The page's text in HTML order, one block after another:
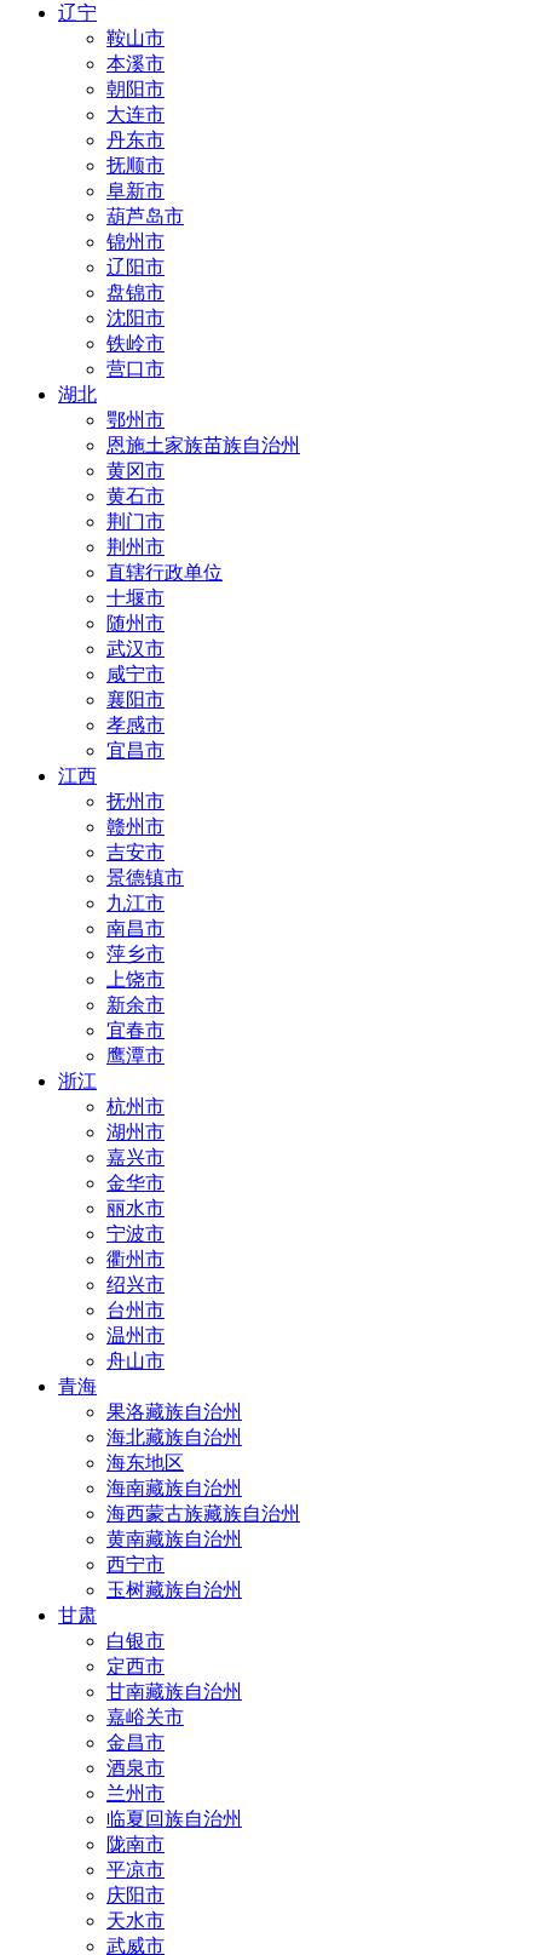
辽宁
鞍山市
本溪市
朝阳市
大连市
丹东市
抚顺市
阜新市
葫芦岛市
锦州市
辽阳市
盘锦市
沈阳市
铁岭市
营口市
湖北
鄂州市
恩施土家族苗族自治州
黄冈市
黄石市
荆门市
荆州市
直辖行政单位
十堰市
随州市
武汉市
咸宁市
襄阳市
孝感市
宜昌市
江西
抚州市
赣州市
吉安市
景德镇市
九江市
南昌市
萍乡市
上饶市
新余市
宜春市
鹰潭市
浙江
杭州市
湖州市
嘉兴市
金华市
丽水市
宁波市
衢州市
绍兴市
台州市
温州市
舟山市
青海
果洛藏族自治州
海北藏族自治州
海东地区
海南藏族自治州
海西蒙古族藏族自治州
黄南藏族自治州
西宁市
玉树藏族自治州
甘肃
白银市
定西市
甘南藏族自治州
嘉峪关市
金昌市
酒泉市
兰州市
临夏回族自治州
陇南市
平凉市
庆阳市
天水市
武威市